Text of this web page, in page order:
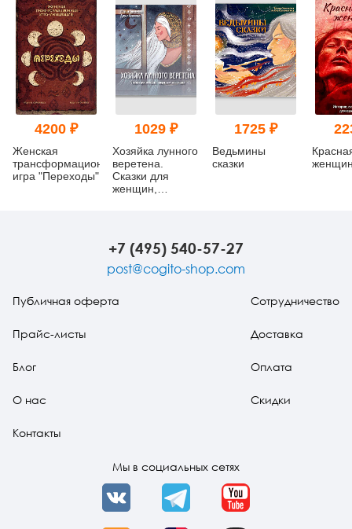
4200 ₽
Женская
трансформационная
игра "Переходы"
1029 ₽
Хозяйка лунного
веретена.
Сказки для
женщин,
1725 ₽
Ведьмины
сказки
+7 (495) 540-57-27
post@cogito-shop.com
Публичная оферта
Прайс-листы
Блог
О нас
Контакты
Сотрудничество
Доставка
Оплата
Скидки
Мы в социальных сетях
VK Telegram YouTube